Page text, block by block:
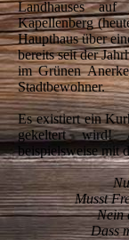
Landhauses
Kapellenberg
Haupthaus über
bereits seit der
im Grünen
Stadtbewohner.
Es existiert ein
gekeltert wird!
beispielsweise mit
Musst
Nein
Dass